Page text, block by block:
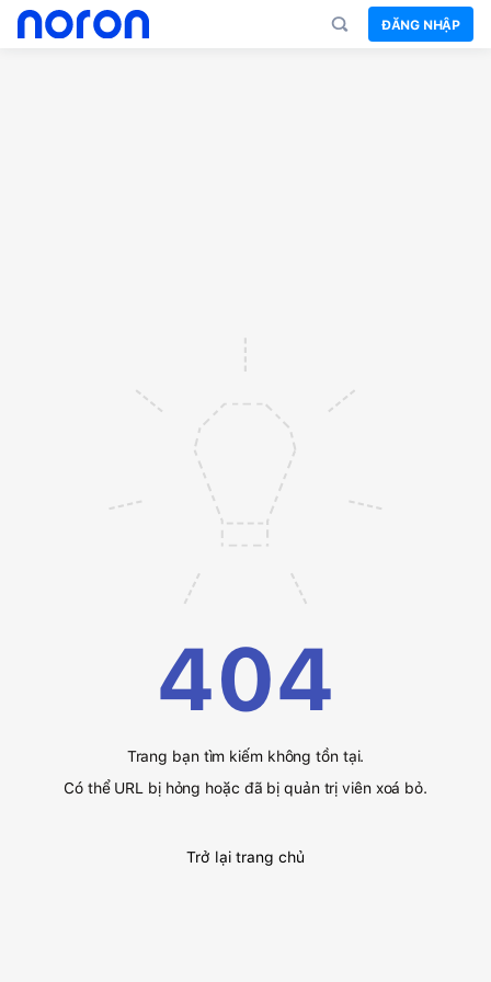
ĐĂNG NHẬP
404
Trang bạn tìm kiếm không tồn tại.
Có thể URL bị hỏng hoặc đã bị quản trị viên xoá bỏ.
Trở lại trang chủ